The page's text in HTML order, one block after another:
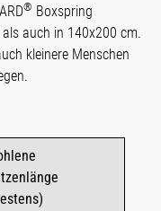
® Boxspring
auch in 140x200 cm.
kleinere Menschen